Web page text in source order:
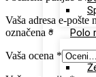
Polo
Vaša adresa e-pošte
označena *
Vaša ocena *